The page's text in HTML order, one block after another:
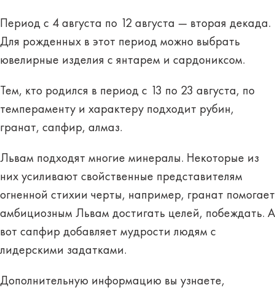
Период с 4 августа по 12 августа — вторая декада.
Для рожденных в этот период можно выбрать
ювелирные изделия с янтарем и сардониксом.
Тем, кто родился в период с 13 по 23 августа, по
темпераменту и характеру подходит рубин,
гранат, сапфир, алмаз.
Львам подходят многие минералы. Некоторые из
них усиливают свойственные представителям
огненной стихии черты, например, гранат помогает
амбициозным Львам достигать целей, побеждать. А
вот сапфир добавляет мудрости людям с
лидерскими задатками.
Дополнительную информацию вы узнаете,